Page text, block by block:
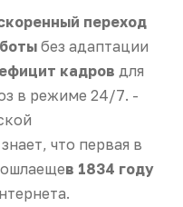
переход
без адаптации
кадров для
в режиме 24/7. -
что первая в
в 1834 году